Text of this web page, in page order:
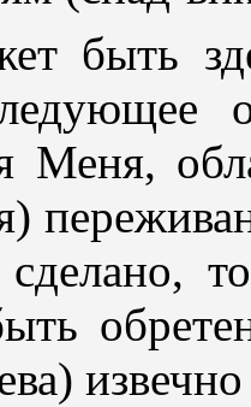
быть
Меня,